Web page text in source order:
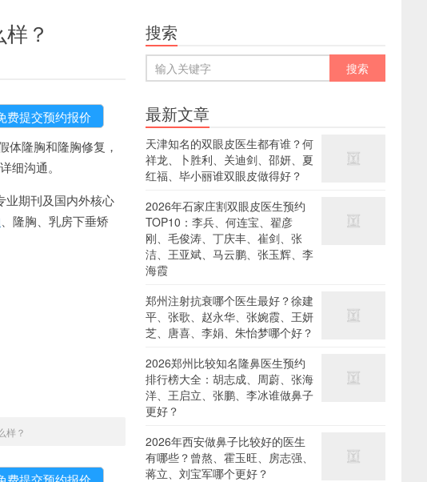
？
体隆胸和隆胸修复，
细沟通。
业期刊及国内外核心
、隆胸、乳房下垂矫
样？
搜索
最新文章
天津知名的双眼皮医生都有谁？何
祥龙、卜胜利、关迪剑、邵妍、夏
红福、毕小丽谁双眼皮做得好？
2026年石家庄割双眼皮医生预约
TOP10：李兵、何连宝、翟彦
刚、毛俊涛、丁庆丰、崔剑、张
洁、王亚斌、马云鹏、张玉辉、李
海霞
郑州注射抗衰哪个医生最好？徐建
平、张歌、赵永华、张婉霞、王妍
芝、唐喜、李娟、朱怡梦哪个好？
2026郑州比较知名隆鼻医生预约
排行榜大全：胡志成、周蔚、张海
洋、王启立、张鹏、李冰谁做鼻子
更好？
2026年西安做鼻子比较好的医生
有哪些？曾熬、霍玉旺、房志强、
蒋立、刘宝军哪个更好？